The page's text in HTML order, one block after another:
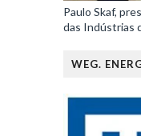
Paulo Skaf,
das Indústrias
WEG.